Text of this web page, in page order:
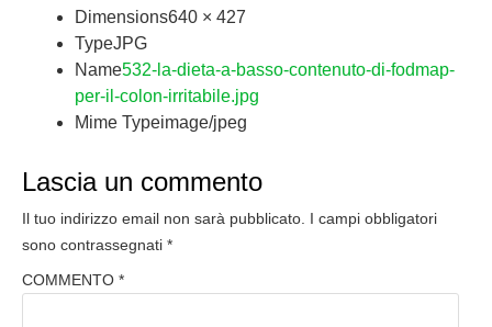
Dimensions640 × 427
TypeJPG
Name532-la-dieta-a-basso-contenuto-di-fodmap-
per-il-colon-irritabile.jpg
Mime Typeimage/jpeg
Lascia un commento
Il tuo indirizzo email non sarà pubblicato. I campi obbligatori
sono contrassegnati *
COMMENTO *